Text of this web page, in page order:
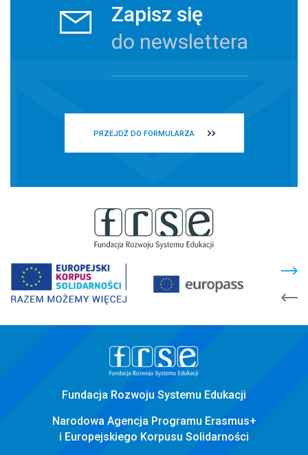
Zapisz się
do newslettera
PRZEJDŹ DO FORMULARZA
Fundacja Rozwoju Systemu Edukacji
Narodowa Agencja Programu Erasmus+
i Europejskiego Korpusu Solidarności